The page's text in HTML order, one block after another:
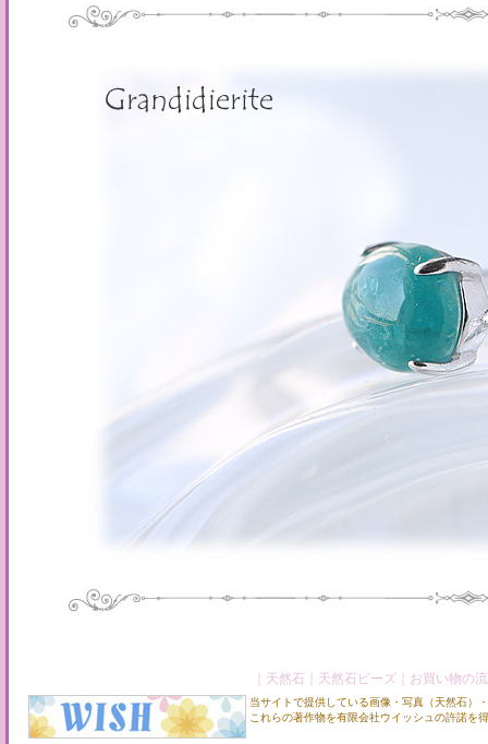
天然石 天然石ビーズ お買い物の
当サイトで提供している画像・写真（天然石）
これらの著作物を有限会社ウイッシュの許諾を